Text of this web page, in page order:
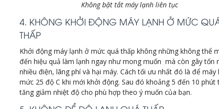
Không bật tắt máy lạnh liên tục
4. KHÔNG KHỞI ĐỘNG MÁY LẠNH Ở MỨC
THẤP
Khởi động máy lạnh ở mức quá thấp không những không thể
đến hiệu quả làm lạnh ngay như mong muốn mà còn gây tốn
nhiều điện, lãng phí và hại máy. Cách tối ưu nhất đó là để máy
mức 25 độ C khi mới khởi động. Sau đó khoảng 5 đến 10 phút
tăng giảm nhiệt độ cho phù hợp theo ý muốn của bạn.